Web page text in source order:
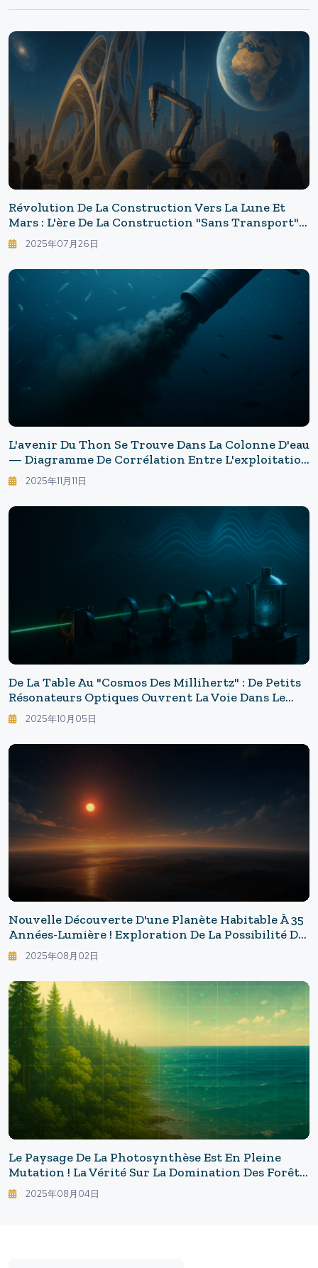
Révolution De La Construction Vers La Lune Et
Mars : L'ère De La Construction "sans Transport" -
La Vie Des Années 2030 Transformée Par
L'impression 3D Lunaire
2025年07月26日
L'avenir Du Thon Se Trouve Dans La Colonne D'eau
— Diagramme De Corrélation Entre L'exploitation
Minière En Haute Mer Et Le Réseau Trophique :
Menaces Pour Les Écosystèmes Marins Et Notre
Table
2025年11月11日
De La Table Au "cosmos Des Millihertz" : De Petits
Résonateurs Optiques Ouvrent La Voie Dans Le
Domaine Inexploré Des Ondes Gravitationnelles
2025年10月05日
Nouvelle Découverte D'une Planète Habitable À 35
Années-Lumière ! Exploration De La Possibilité De
Vie Extraterrestre : Nouvelle Étoile Dans La Zone
Habitable ― La Cinquième Super-Terre Révèle La
Diversité De L'univers
2025年08月02日
Le Paysage De La Photosynthèse Est En Pleine
Mutation ! La Vérité Sur La Domination Des Forêts
Et La Stagnation Des Océans : L'avenir Des Deux
Grands Écosystèmes Qui Détiennent Le Futur De
2025年08月04日